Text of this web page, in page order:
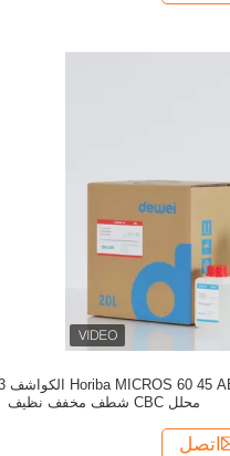
محلل CBC شطف مخفف نظيف
اتصل